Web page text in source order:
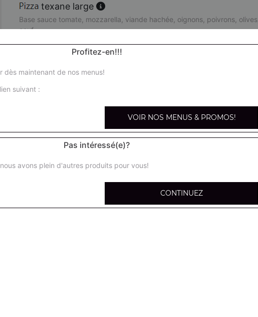
texane large
Base sauce tomate, mozzarella, viande hachée, oignons, poivrons, olives,
oeuf
orientale large
Base sauce tomate, mozzarella, merguez, poivrons, olives, oeuf
fruits de mer large
Base sauce tomate, mozzarella, cocktail de fruits de mer, citron
arménienne large
Base sauce tomate, mozzarella, pepperoni, feta, tomates fraîches
Profitez-en!!!
dès maintenant de nos menus!
suivant :
VOIR NOS MENUS & PROMOS!
Pas intéressé(e)?
avons plein d'autres produits pour vous!
CONTINUEZ